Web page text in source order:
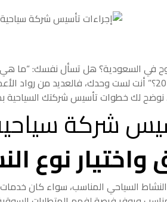
في السعودية؟ هل تسأل نفسك: “ما هي
نشاطي السياحي بما يتوافق مع رؤية 2030؟” أنت لست
لك خطوات تأسيس شركتك
شركة
نوع
السياحي المناسب، سواء كان